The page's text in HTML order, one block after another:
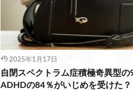
2025年1月17日
自閉スペクトラム症積極奇異型の
ADHDの84％がいじめを受けた？